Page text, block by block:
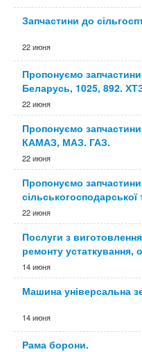
Запчастини до
22 июня
Пропонуємо
Беларусь, 1025, 892.
22 июня
Пропонуємо
КАМАЗ, МАЗ. ГАЗ.
22 июня
Пропонуємо
сільськогосподарської
22 июня
Послуги з
ремонту устаткування,
14 июня
Машина універсальна
14 июня
Рама борони.